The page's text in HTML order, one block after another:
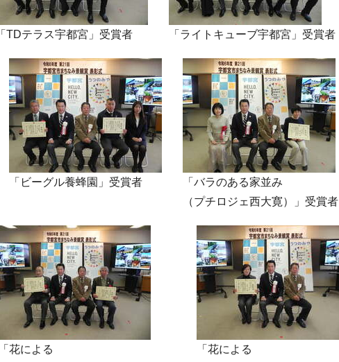
「TDテラス宇都宮」受賞者 「ライトキューブ宇都宮」受賞者
「ビーグル養蜂園」受賞者
「バラのある家並み
（プチロジェ西大寛）」受賞者
「花による
「花による